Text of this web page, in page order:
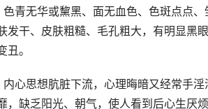
青无华或黧黑、面无血色、色斑点点
发干、皮肤粗糙、毛孔粗大，有明显黑
。
心思想肮脏下流，心理晦暗又经常手
，缺乏阳光、朝气，使人看到后心生厌烦